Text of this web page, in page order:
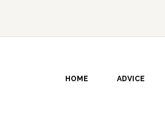
HOME ADVICE